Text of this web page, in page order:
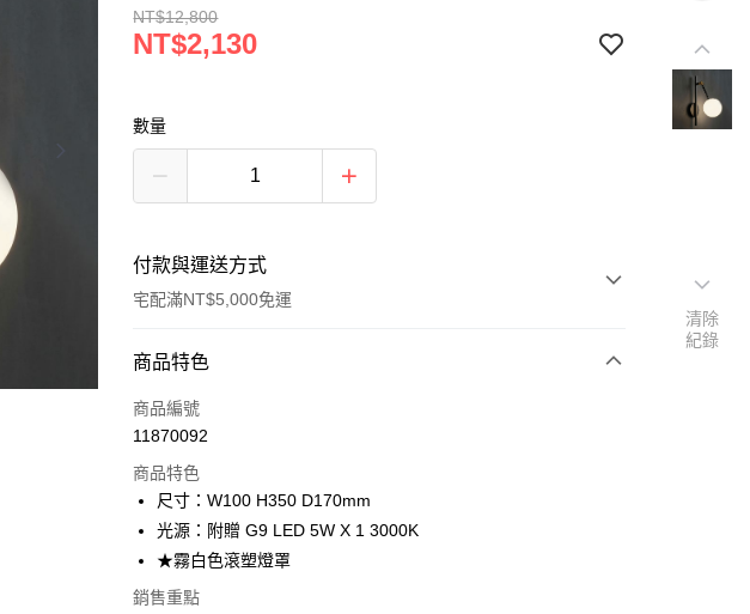
NT$12,800
NT$2,130
數量
付款與運送方式
宅配滿NT$5,000免運
付款方式
信用卡一次付款
Apple Pay
街口支付
商品特色
商品編號
11870092
商品特色
尺寸：W100 H350 D170mm
光源：附贈 G9 LED 5W X 1 3000K
★霧白色滾塑燈罩
銷售重點
清除
紀錄